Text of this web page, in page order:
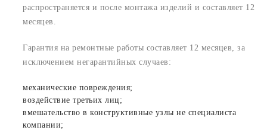
распространяется и после монтажа изделий и составляет 12
месяцев.
Гарантия на ремонтные работы составляет 12 месяцев, за
исключением негарантийных случаев:
механические повреждения;
воздействие третьих лиц;
вмешательство в конструктивные узлы не специалиста
компании;